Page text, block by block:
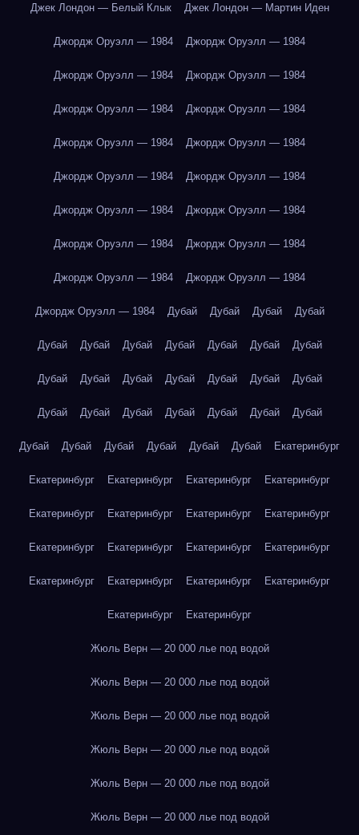
Джек Лондон — Белый Клык Джек Лондон — Мартин Иден
Джордж Оруэлл — 1984 Джордж Оруэлл — 1984
Джордж Оруэлл — 1984 Джордж Оруэлл — 1984
Джордж Оруэлл — 1984 Джордж Оруэлл — 1984
Джордж Оруэлл — 1984 Джордж Оруэлл — 1984
Джордж Оруэлл — 1984 Джордж Оруэлл — 1984
Джордж Оруэлл — 1984 Джордж Оруэлл — 1984
Джордж Оруэлл — 1984 Джордж Оруэлл — 1984
Джордж Оруэлл — 1984 Джордж Оруэлл — 1984
Джордж Оруэлл — 1984 Дубай Дубай Дубай Дубай
Дубай Дубай Дубай Дубай Дубай Дубай Дубай
Дубай Дубай Дубай Дубай Дубай Дубай Дубай
Дубай Дубай Дубай Дубай Дубай Дубай Дубай
Дубай Дубай Дубай Дубай Дубай Дубай Екатеринбург
Екатеринбург Екатеринбург Екатеринбург Екатеринбург
Екатеринбург Екатеринбург Екатеринбург Екатеринбург
Екатеринбург Екатеринбург Екатеринбург Екатеринбург
Екатеринбург Екатеринбург Екатеринбург Екатеринбург
Екатеринбург Екатеринбург
Жюль Верн — 20 000 лье под водой
Жюль Верн — 20 000 лье под водой
Жюль Верн — 20 000 лье под водой
Жюль Верн — 20 000 лье под водой
Жюль Верн — 20 000 лье под водой
Жюль Верн — 20 000 лье под водой